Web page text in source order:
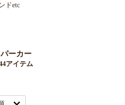
ドetc
パーカー
アイテム